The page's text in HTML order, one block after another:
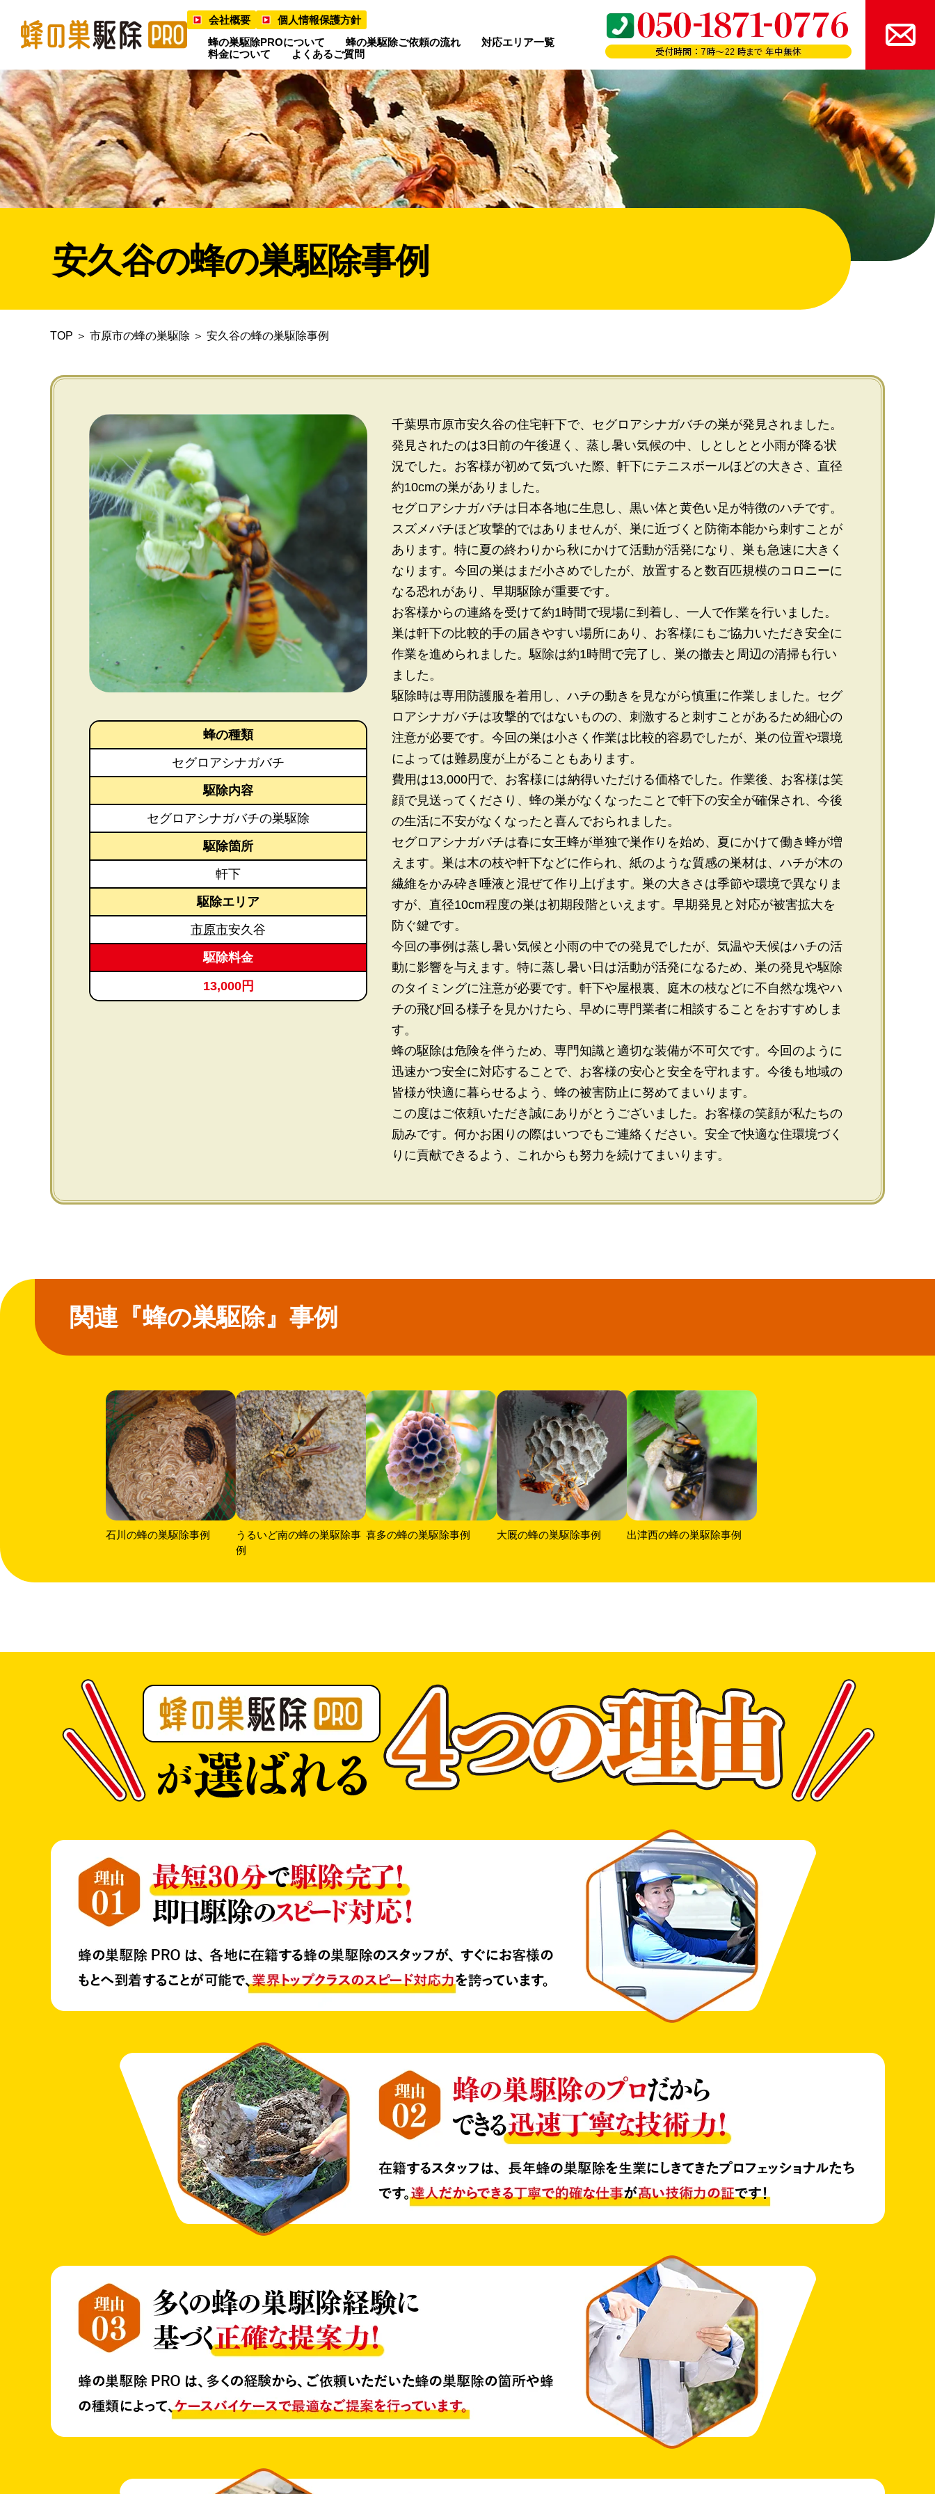
会社概要
個人情報保護方針
蜂の巣駆除PROについて
蜂の巣駆除ご依頼の流れ
対応エリア一覧
料金について
よくあるご質問
安久谷の蜂の巣駆除事例
TOP ＞ 市原市の蜂の巣駆除 ＞ 安久谷の蜂の巣駆除事例
蜂の種類
セグロアシナガバチ
駆除内容
セグロアシナガバチの巣駆除
駆除箇所
軒下
駆除エリア
市原市安久谷
駆除料金
13,000円
千葉県市原市安久谷の住宅軒下で、セグロアシナガバチの巣が発見されました。
発見されたのは3日前の午後遅く、蒸し暑い気候の中、しとしとと小雨が降る状
況でした。お客様が初めて気づいた際、軒下にテニスボールほどの大きさ、直径
約10cmの巣がありました。
セグロアシナガバチは日本各地に生息し、黒い体と黄色い足が特徴のハチです。
スズメバチほど攻撃的ではありませんが、巣に近づくと防衛本能から刺すことが
あります。特に夏の終わりから秋にかけて活動が活発になり、巣も急速に大きく
なります。今回の巣はまだ小さめでしたが、放置すると数百匹規模のコロニーに
なる恐れがあり、早期駆除が重要です。
お客様からの連絡を受けて約1時間で現場に到着し、一人で作業を行いました。
巣は軒下の比較的手の届きやすい場所にあり、お客様にもご協力いただき安全に
作業を進められました。駆除は約1時間で完了し、巣の撤去と周辺の清掃も行い
ました。
駆除時は専用防護服を着用し、ハチの動きを見ながら慎重に作業しました。セグ
ロアシナガバチは攻撃的ではないものの、刺激すると刺すことがあるため細心の
注意が必要です。今回の巣は小さく作業は比較的容易でしたが、巣の位置や環境
によっては難易度が上がることもあります。
費用は13,000円で、お客様には納得いただける価格でした。作業後、お客様は笑
顔で見送ってくださり、蜂の巣がなくなったことで軒下の安全が確保され、今後
の生活に不安がなくなったと喜んでおられました。
セグロアシナガバチは春に女王蜂が単独で巣作りを始め、夏にかけて働き蜂が増
えます。巣は木の枝や軒下などに作られ、紙のような質感の巣材は、ハチが木の
繊維をかみ砕き唾液と混ぜて作り上げます。巣の大きさは季節や環境で異なりま
すが、直径10cm程度の巣は初期段階といえます。早期発見と対応が被害拡大を
防ぐ鍵です。
今回の事例は蒸し暑い気候と小雨の中での発見でしたが、気温や天候はハチの活
動に影響を与えます。特に蒸し暑い日は活動が活発になるため、巣の発見や駆除
のタイミングに注意が必要です。軒下や屋根裏、庭木の枝などに不自然な塊やハ
チの飛び回る様子を見かけたら、早めに専門業者に相談することをおすすめしま
す。
蜂の駆除は危険を伴うため、専門知識と適切な装備が不可欠です。今回のように
迅速かつ安全に対応することで、お客様の安心と安全を守れます。今後も地域の
皆様が快適に暮らせるよう、蜂の被害防止に努めてまいります。
この度はご依頼いただき誠にありがとうございました。お客様の笑顔が私たちの
励みです。何かお困りの際はいつでもご連絡ください。安全で快適な住環境づく
りに貢献できるよう、これからも努力を続けてまいります。
関連『蜂の巣駆除』事例
石川の蜂の巣駆除事例
うるいど南の蜂の巣駆除事
例
喜多の蜂の巣駆除事例 大厩の蜂の巣駆除事例 出津西の蜂の巣駆除事例